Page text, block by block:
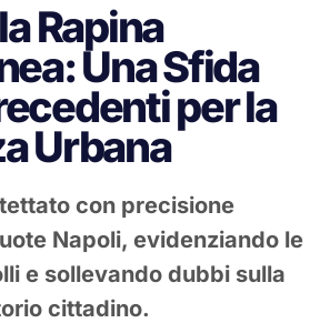
Rapina
Una Sfida
per la
Urbana
con precisione
Napoli, evidenziando le
e sollevando dubbi sulla
cittadino.